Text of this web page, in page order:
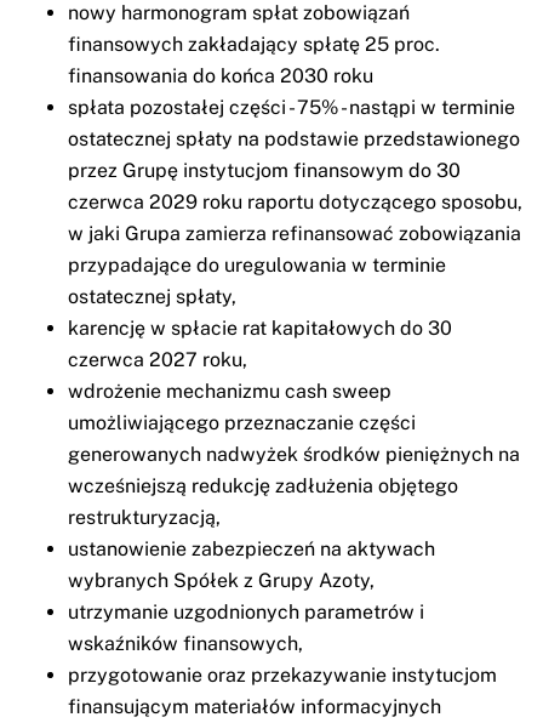
nowy harmonogram spłat zobowiązań
finansowych zakładający spłatę 25 proc.
finansowania do końca 2030 roku
spłata pozostałej części - 75% - nastąpi w terminie
ostatecznej spłaty na podstawie przedstawionego
przez Grupę instytucjom finansowym do 30
czerwca 2029 roku raportu dotyczącego sposobu,
w jaki Grupa zamierza refinansować zobowiązania
przypadające do uregulowania w terminie
ostatecznej spłaty,
karencję w spłacie rat kapitałowych do 30
czerwca 2027 roku,
wdrożenie mechanizmu cash sweep
umożliwiającego przeznaczanie części
generowanych nadwyżek środków pieniężnych na
wcześniejszą redukcję zadłużenia objętego
restrukturyzacją,
ustanowienie zabezpieczeń na aktywach
wybranych Spółek z Grupy Azoty,
utrzymanie uzgodnionych parametrów i
wskaźników finansowych,
przygotowanie oraz przekazywanie instytucjom
finansującym materiałów informacyjnych